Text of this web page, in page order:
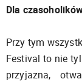
Dla
Przy tym
Festival to nie
przyjazna,